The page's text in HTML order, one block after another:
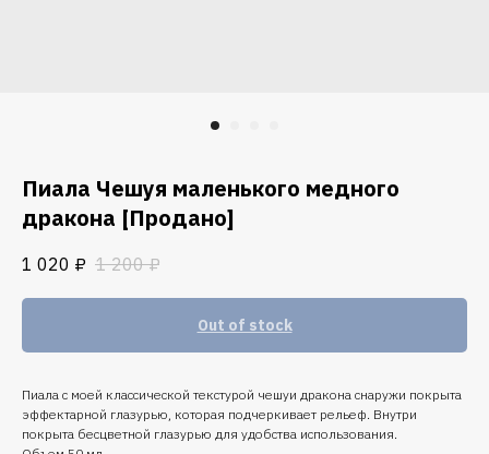
Пиала Чешуя маленького медного
дракона [Продано]
1 020 ₽ 1 200 ₽
Out of stock
Пиала с моей классической текстурой чешуи дракона снаружи покрыта
эффектарной глазурью, которая подчеркивает рельеф. Внутри
покрыта бесцветной глазурью для удобства использования.